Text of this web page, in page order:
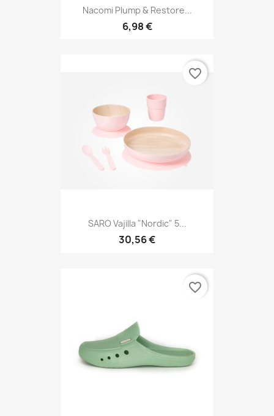
Nacomi Plump & Restore...
6,98 €
SARO Vajilla "Nordic" 5...
30,56 €
favorite_border
favorite_border